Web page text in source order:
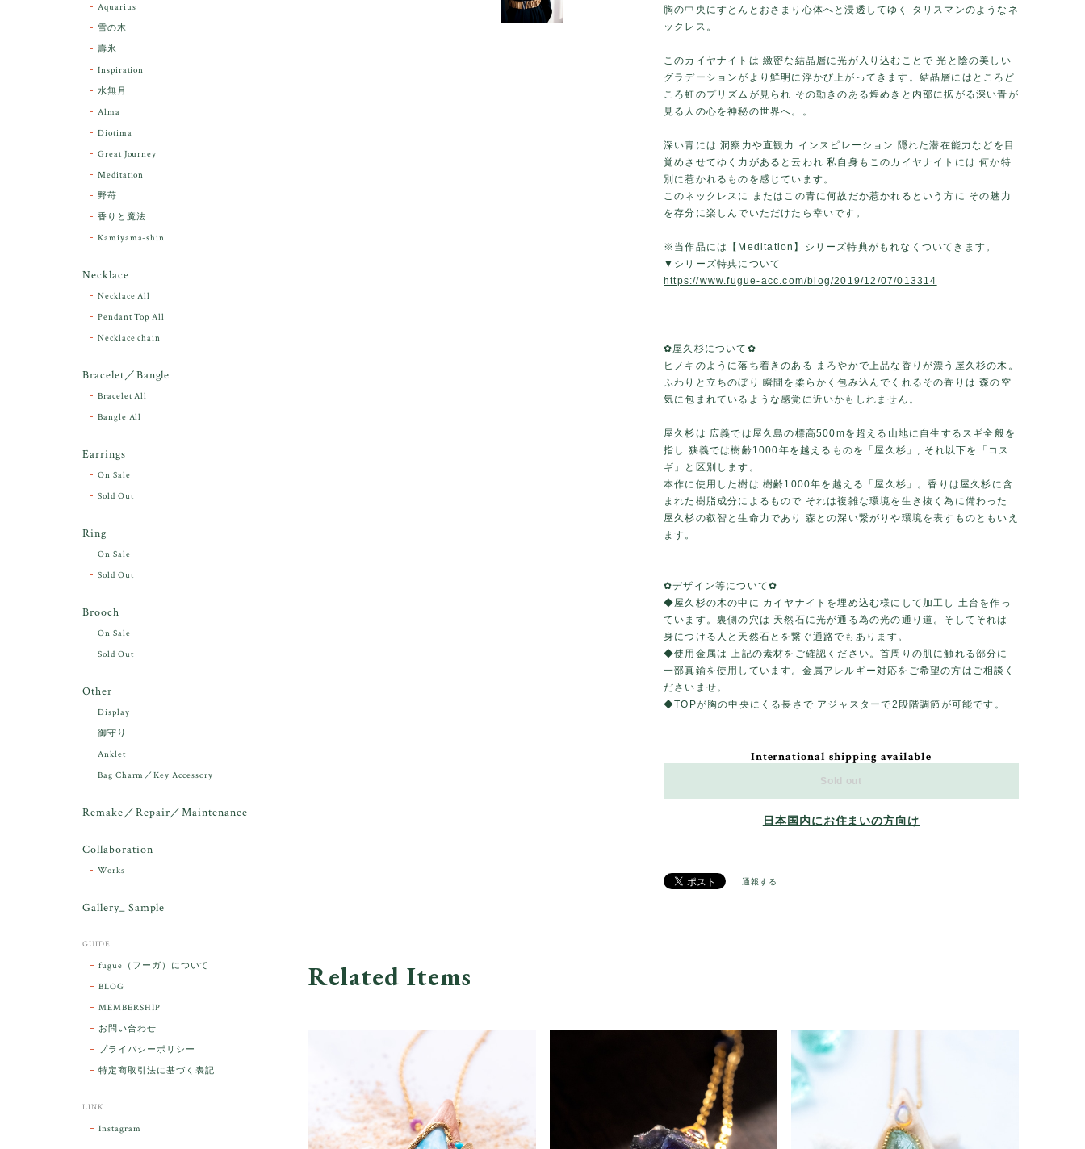
胸の中央にすとんとおさまり心体へと浸透してゆく タリスマンのようなネ
ックレス。
このカイヤナイトは 緻密な結晶層に光が入り込むことで 光と陰の美しい
グラデーションがより鮮明に浮かび上がってきます。結晶層にはところど
ころ虹のプリズムが見られ その動きのある煌めきと内部に拡がる深い青が
見る人の心を神秘の世界へ。。
深い青には 洞察力や直観力 インスピレーション 隠れた潜在能力などを目
覚めさせてゆく力があると云われ 私自身もこのカイヤナイトには 何か特
別に惹かれるものを感じています。
このネックレスに またはこの青に何故だか惹かれるという方に その魅力
を存分に楽しんでいただけたら幸いです。
※当作品には【Meditation】シリーズ特典がもれなくついてきます。
▼シリーズ特典について
https://www.fugue-acc.com/blog/2019/12/07/013314
✿屋久杉について✿
ヒノキのように落ち着きのある まろやかで上品な香りが漂う屋久杉の木。
ふわりと立ちのぼり 瞬間を柔らかく包み込んでくれるその香りは 森の空
気に包まれているような感覚に近いかもしれません。
屋久杉は 広義では屋久島の標高500mを超える山地に自生するスギ全般を
指し 狭義では樹齢1000年を越えるものを「屋久杉」, それ以下を「コス
ギ」と区別します。
本作に使用した樹は 樹齢1000年を越える「屋久杉」。香りは屋久杉に含
まれた樹脂成分によるもので それは複雑な環境を生き抜く為に備わった
屋久杉の叡智と生命力であり 森との深い繋がりや環境を表すものともいえ
ます。
✿デザイン等について✿
◆屋久杉の木の中に カイヤナイトを埋め込む様にして加工し 土台を作っ
ています。裏側の穴は 天然石に光が通る為の光の通り道。そしてそれは
身につける人と天然石とを繋ぐ通路でもあります。
◆使用金属は 上記の素材をご確認ください。首周りの肌に触れる部分に
一部真鍮を使用しています。金属アレルギー対応をご希望の方はご相談く
ださいませ。
◆TOPが胸の中央にくる長さで アジャスターで2段階調節が可能です。
International shipping available
Sold out
日本国内にお住まいの方向け
通報する
Related Items
Aquarius
雪の木
壽氷
Inspiration
水無月
Alma
Diotima
Great Journey
Meditation
野苺
香りと魔法
Kamiyama-shin
Necklace
Necklace All
Pendant Top All
Necklace chain
Bracelet／Bangle
Bracelet All
Bangle All
Earrings
On Sale
Sold Out
Ring
On Sale
Sold Out
Brooch
On Sale
Sold Out
Other
Display
御守り
Anklet
Bag Charm／Key Accessory
Remake／Repair／Maintenance
Collaboration
Works
Gallery_ Sample
GUIDE
fugue（フーガ）について
BLOG
MEMBERSHIP
お問い合わせ
プライバシーポリシー
特定商取引法に基づく表記
LINK
Instagram